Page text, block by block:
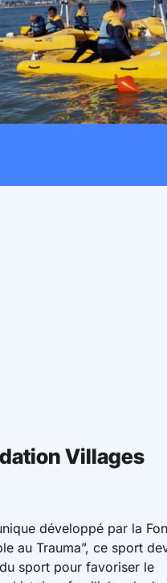
Villages
développé par la
au Trauma”, ce sport
sport pour favoriser le